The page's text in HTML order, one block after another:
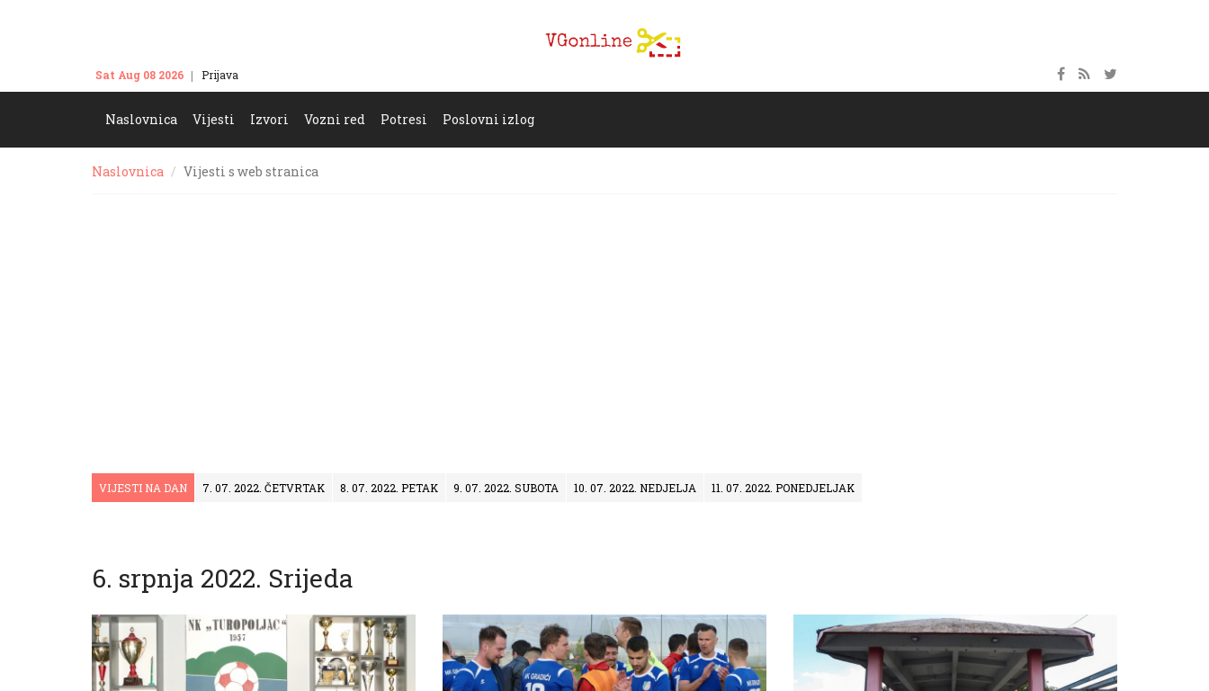
Sat Aug 08 2026 Prijava
Naslovnica Vijesti Izvori Vozni red Potresi Poslovni izlog
Naslovnica Vijesti s web stranica
VIJESTI NA DAN 7. 07. 2022. ČETVRTAK 8. 07. 2022. PETAK 9. 07. 2022. SUBOTA 10. 07. 2022. NEDJELJA 11. 07. 2022. PONEDJELJAK
6. srpnja 2022. Srijeda